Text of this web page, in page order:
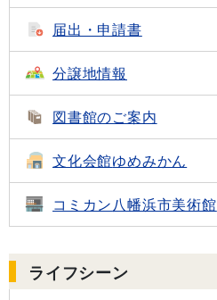
届出・申請書
分譲地情報
図書館のご案内
文化会館ゆめみかん
コミカン八幡浜市美術館
ライフシーン